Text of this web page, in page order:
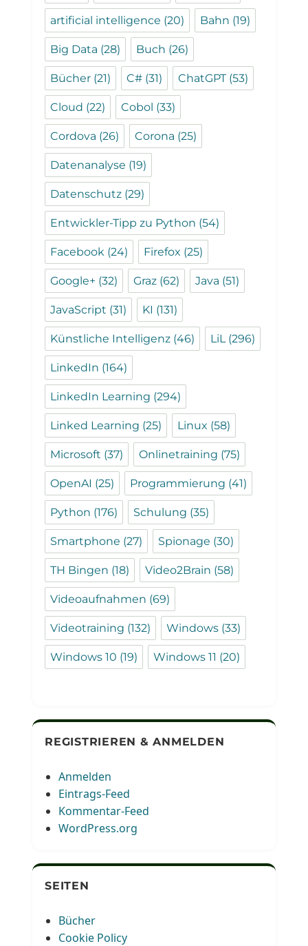
artificial intelligence (20) Bahn (19)
Big Data (28) Buch (26)
Bücher (21) C# (31) ChatGPT(53)
Cloud (22) Cobol (33)
Cordova (26) Corona (25)
Datenanalyse (19)
Datenschutz (29)
Entwickler-Tipp zu Python (54)
Facebook (24) Firefox (25)
Google+ (32) Graz (62) Java (51)
JavaScript (31) KI (131)
Künstliche Intelligenz (46) LiL (296)
LinkedIn (164)
LinkedIn Learning (294)
Linked Learning (25) Linux (58)
Microsoft (37) Onlinetraining (75)
OpenAI (25) Programmierung (41)
Python (176) Schulung (35)
Smartphone (27) Spionage (30)
TH Bingen (18) Video2Brain (58)
Videoaufnahmen (69)
Videotraining (132) Windows (33)
Windows 10 (19) Windows 11 (20)
REGISTRIEREN & ANMELDEN
Anmelden
Eintrags-Feed
Kommentar-Feed
WordPress.org
SEITEN
Bücher
Cookie Policy